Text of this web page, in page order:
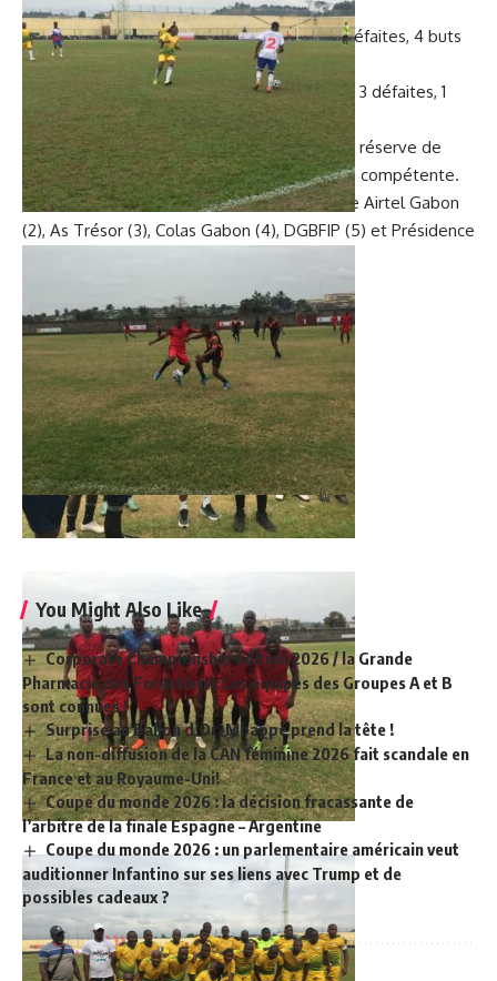
marqué, 5 concédés (-2) ;
6eBicig: 1 point, 4 matches joués, 1 nul, 3 défaites, 4 buts
marqués, 10 encaissés (-6) ;
SMAG; 1 point, 4 matches disputés, 1 nul, 3 défaites, 1
but inscrit, 10 encaissés (-9).
NB: Tous les résultats et classements, sous réserve de
l’homologation par la Commission technique compétente.
Nos images: les organisateurs (1), l’équipe de Airtel Gabon
(2), As Trésor (3), Colas Gabon (4), DGBFIP (5) et Présidence
You Might Also Like
Corporate Championship édition 2026 / la Grande
Pharmacie des Forestiers : Les équipes des Groupes A et B
sont connues !
Surprise au Ballon d’Or, Mbappé prend la tête !
La non-diffusion de la CAN féminine 2026 fait scandale en
France et au Royaume-Uni!
Coupe du monde 2026 : la décision fracassante de
l’arbitre de la finale Espagne – Argentine
Coupe du monde 2026 : un parlementaire américain veut
auditionner Infantino sur ses liens avec Trump et de
possibles cadeaux ?